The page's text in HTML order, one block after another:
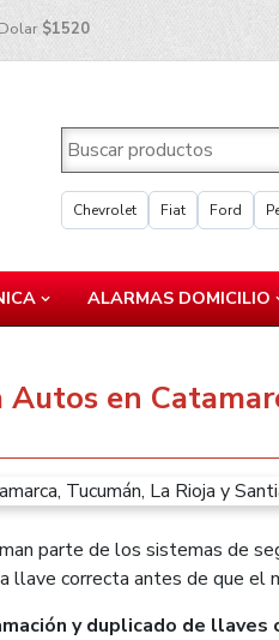
$1520
Chevrolet Fiat Ford
ALARMAS DOMICILIO
Autos en
parte de los sistemas de
correcta antes de que el
y duplicado de llaves